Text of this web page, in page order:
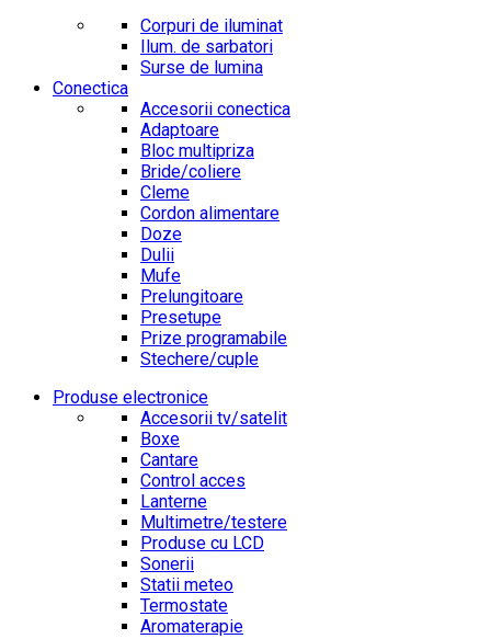
Corpuri de iluminat
Ilum. de sarbatori
Surse de lumina
Conectica
Accesorii conectica
Adaptoare
Bloc multipriza
Bride/coliere
Cleme
Cordon alimentare
Doze
Dulii
Mufe
Prelungitoare
Presetupe
Prize programabile
Stechere/cuple
Produse electronice
Accesorii tv/satelit
Boxe
Cantare
Control acces
Lanterne
Multimetre/testere
Produse cu LCD
Sonerii
Statii meteo
Termostate
Aromaterapie